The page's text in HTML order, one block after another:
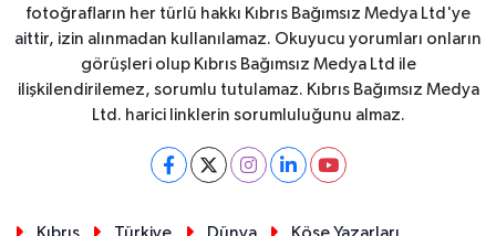
fotoğrafların her türlü hakkı Kıbrıs Bağımsız Medya Ltd'ye
aittir, izin alınmadan kullanılamaz. Okuyucu yorumları onların
görüşleri olup Kıbrıs Bağımsız Medya Ltd ile
ilişkilendirilemez, sorumlu tutulamaz. Kıbrıs Bağımsız Medya
Ltd. harici linklerin sorumluluğunu almaz.